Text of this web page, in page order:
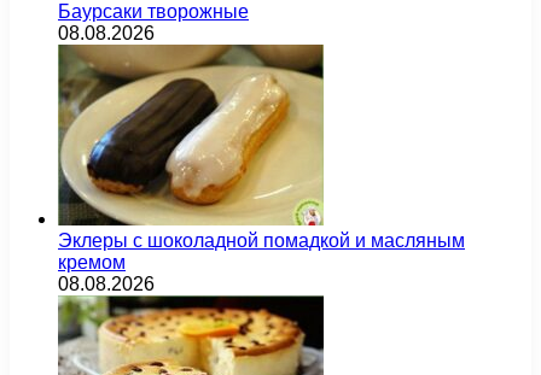
Баурсаки творожные
08.08.2026
Эклеры с шоколадной помадкой и масляным
кремом
08.08.2026